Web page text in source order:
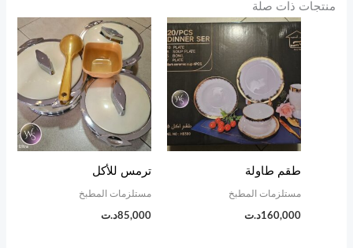
منتجات ذات صلة
طقم طاولة
مستلزمات المطبخ
160,000د.ت
ترمس للأكل
مستلزمات المطبخ
85,000د.ت